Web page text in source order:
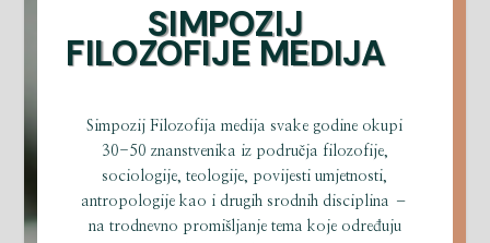
SIMPOZIJ
FILOZOFIJE MEDIJA
Simpozij Filozofija medija svake godine okupi
30-50 znanstvenika iz područja filozofije,
sociologije, teologije, povijesti umjetnosti,
antropologije kao i drugih srodnih disciplina –
na trodnevno promišljanje tema koje određuju